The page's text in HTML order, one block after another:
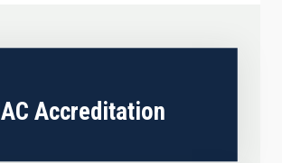
IAC Accreditation